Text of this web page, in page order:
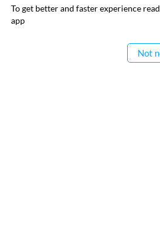
To get better and faster experience
app
Not